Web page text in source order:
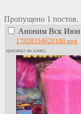
Пропущено 1
Аноним Вск Июн
17820354620100.png
оригинал по клику.